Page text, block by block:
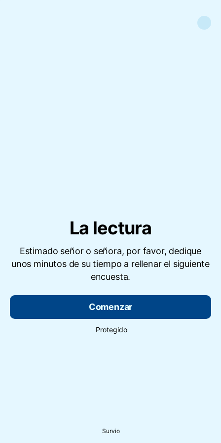
La lectura
Estimado señor o señora, por favor, dedique
unos minutos de su tiempo a rellenar el siguiente
encuesta.
Comenzar
Protegido
Survio